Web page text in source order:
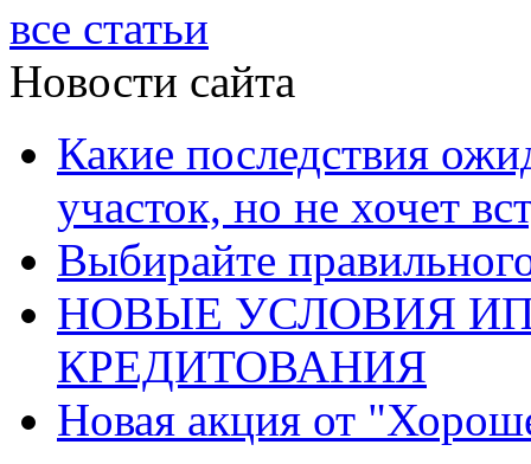
все статьи
Новости сайта
Какие последствия
участок, но не хочет
Выбирайте
НОВЫЕ УСЛОВИЯ
КРЕДИТОВАНИЯ
Новая акция от